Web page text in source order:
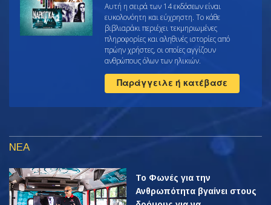
Αυτή η σειρά των 14 εκδόσεων είναι
ευκολονόητη και εύχρηστη. Το κάθε
βιβλιαράκι περιέχει τεκμηριωμένες
πληροφορίες και αληθινές ιστορίες από
πρώην χρήστες, οι οποίες αγγίζουν
ανθρώπους όλων των ηλικιών.
Παράγγειλε ή κατέβασε
ΝΕΑ
Το Φωνές για την
Ανθρωπότητα βγαίνει στους